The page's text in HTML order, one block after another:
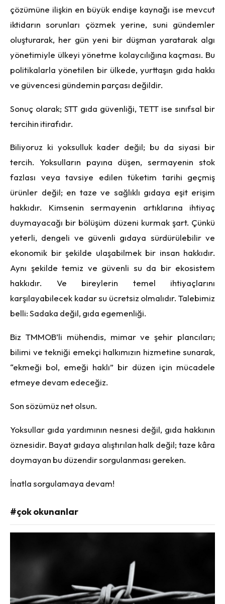
çözümüne ilişkin en büyük endişe kaynağı ise mevcut
iktidarın sorunları çözmek yerine, suni gündemler
oluşturarak, her gün yeni bir düşman yaratarak algı
yönetimiyle ülkeyi yönetme kolaycılığına kaçması. Bu
politikalarla yönetilen bir ülkede, yurttaşın gıda hakkı
ve güvencesi gündemin parçası değildir.
Sonuç olarak; STT gıda güvenliği, TETT ise sınıfsal bir
tercihin itirafıdır.
Biliyoruz ki yoksulluk kader değil; bu da siyasi bir
tercih. Yoksulların payına düşen, sermayenin stok
fazlası veya tavsiye edilen tüketim tarihi geçmiş
ürünler değil; en taze ve sağlıklı gıdaya eşit erişim
hakkıdır. Kimsenin sermayenin artıklarına ihtiyaç
duymayacağı bir bölüşüm düzeni kurmak şart. Çünkü
yeterli, dengeli ve güvenli gıdaya sürdürülebilir ve
ekonomik bir şekilde ulaşabilmek bir insan hakkıdır.
Aynı şekilde temiz ve güvenli su da bir ekosistem
hakkıdır. Ve bireylerin temel ihtiyaçlarını
karşılayabilecek kadar su ücretsiz olmalıdır. Talebimiz
belli: Sadaka değil, gıda egemenliği.
Biz TMMOB’li mühendis, mimar ve şehir plancıları;
bilimi ve tekniği emekçi halkımızın hizmetine sunarak,
“ekmeği bol, emeği haklı” bir düzen için mücadele
etmeye devam edeceğiz.
Son sözümüz net olsun.
Yoksullar gıda yardımının nesnesi değil, gıda hakkının
öznesidir. Bayat gıdaya alıştırılan halk değil; taze kâra
doymayan bu düzendir sorgulanması gereken.
İnatla sorgulamaya devam!
#çok okunanlar